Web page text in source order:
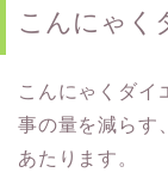
こんにゃく
こんにゃくダイ
事の量を減らす、
あたります。